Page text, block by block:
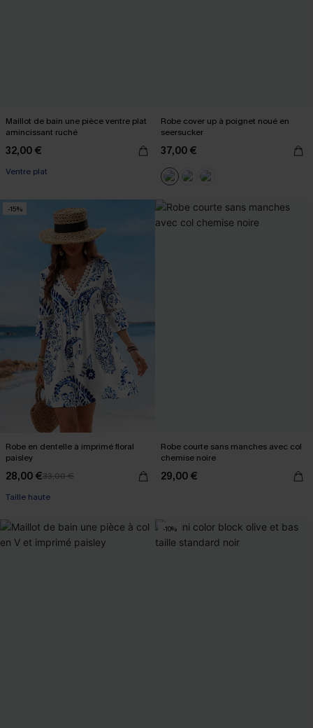
Maillot de bain une pièce ventre plat
amincissant ruché
32,00 €
Ventre plat
Robe cover up à poignet noué en
seersucker
37,00 €
-15%
Robe en dentelle à imprimé floral
paisley
28,00 €33,00 €
Taille haute
Robe courte sans manches avec col
chemise noire
29,00 €
-10%